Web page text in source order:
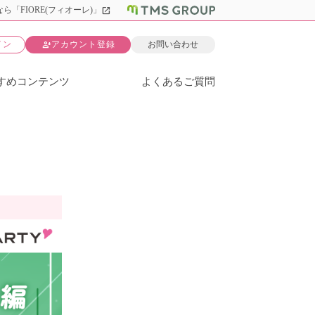
「FIORE(フィオーレ)」 open_in_new
ン person_addアカウント登録 お問い合わせ
めコンテンツ よくあるご質問